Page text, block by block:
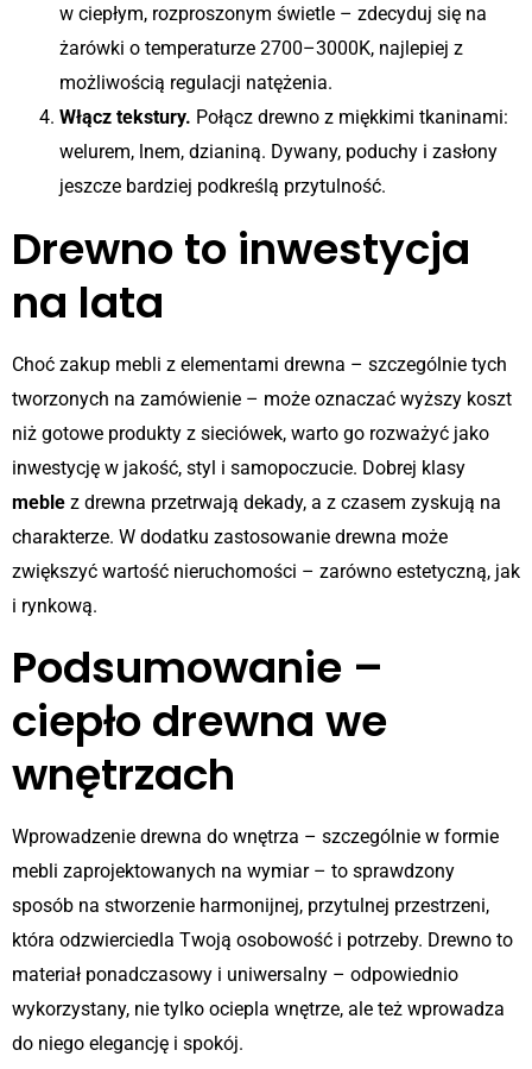
w ciepłym, rozproszonym świetle – zdecyduj się na
żarówki o temperaturze 2700–3000K, najlepiej z
możliwością regulacji natężenia.
Włącz tekstury. Połącz drewno z miękkimi tkaninami:
welurem, lnem, dzianiną. Dywany, poduchy i zasłony
jeszcze bardziej podkreślą przytulność.
Drewno to inwestycja
na lata
Choć zakup mebli z elementami drewna – szczególnie tych
tworzonych na zamówienie – może oznaczać wyższy koszt
niż gotowe produkty z sieciówek, warto go rozważyć jako
inwestycję w jakość, styl i samopoczucie. Dobrej klasy
meble z drewna przetrwają dekady, a z czasem zyskują na
charakterze. W dodatku zastosowanie drewna może
zwiększyć wartość nieruchomości – zarówno estetyczną, jak
i rynkową.
Podsumowanie –
ciepło drewna we
wnętrzach
Wprowadzenie drewna do wnętrza – szczególnie w formie
mebli zaprojektowanych na wymiar – to sprawdzony
sposób na stworzenie harmonijnej, przytulnej przestrzeni,
która odzwierciedla Twoją osobowość i potrzeby. Drewno to
materiał ponadczasowy i uniwersalny – odpowiednio
wykorzystany, nie tylko ociepla wnętrze, ale też wprowadza
do niego elegancję i spokój.